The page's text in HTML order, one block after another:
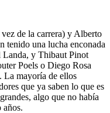
de la carrera) y Alberto
tenido una lucha enconada
Landa, y Thibaut Pinot
Poels o Diego Rosa
La mayoría de ellos
que ya saben lo que es
algo que no había
años.